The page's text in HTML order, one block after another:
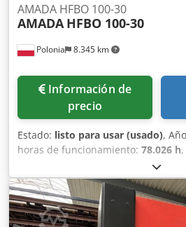
Polonia 8.345 km
AMADA HFBO 100-30
AMADA HFBO 100-30
Información de
precio
Estado: listo para usar (usado),
horas de funcionamiento: 78.026 h
, número
plegadora AMADA HFBO 100-30
1998. Cuenta con una fuerza
kN y una longitud de plegado de
confiere unas prestaciones sólidas